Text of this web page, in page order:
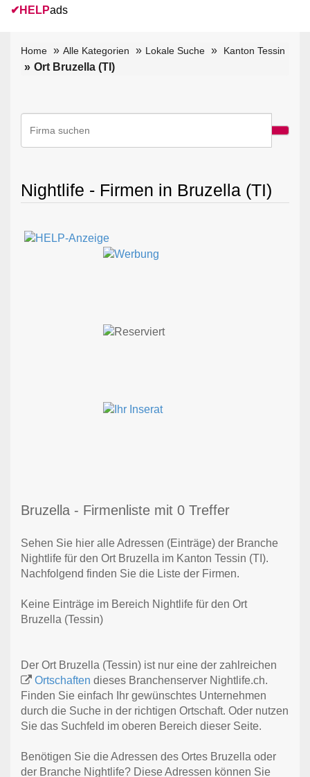
✔ HELPads
Home Alle Kategorien Lokale Suche Kanton Tessin
Ort Bruzella (TI)
Nightlife - Firmen in Bruzella (TI)
Bruzella - Firmenliste mit 0 Treffer
Sehen Sie hier alle Adressen (Einträge) der Branche
Nightlife für den Ort Bruzella im Kanton Tessin (TI).
Nachfolgend finden Sie die Liste der Firmen.
Keine Einträge im Bereich Nightlife für den Ort
Bruzella (Tessin)
Der Ort Bruzella (Tessin) ist nur eine der zahlreichen
Ortschaften dieses Branchenserver Nightlife.ch.
Finden Sie einfach Ihr gewünschtes Unternehmen
durch die Suche in der richtigen Ortschaft. Oder nutzen
Sie das Suchfeld im oberen Bereich dieser Seite.
Benötigen Sie die Adressen des Ortes Bruzella oder
der Branche Nightlife? Diese Adressen können Sie